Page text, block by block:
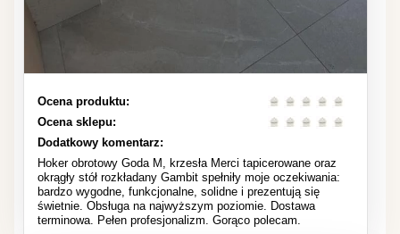
Ocena produktu:
Ocena sklepu:
Dodatkowy komentarz:
Hoker obrotowy Goda M, krzesła Merci tapicerowane oraz
okrągły stół rozkładany Gambit spełniły moje oczekiwania:
bardzo wygodne, funkcjonalne, solidne i prezentują się
świetnie. Obsługa na najwyższym poziomie. Dostawa
terminowa. Pełen profesjonalizm. Gorąco polecam.